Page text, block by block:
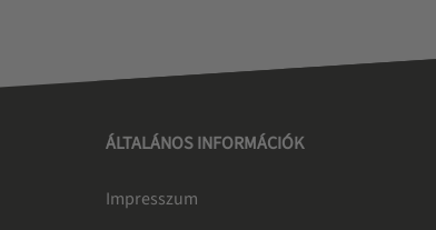
ÁLTALÁNOS INFORMÁCIÓK
Impresszum